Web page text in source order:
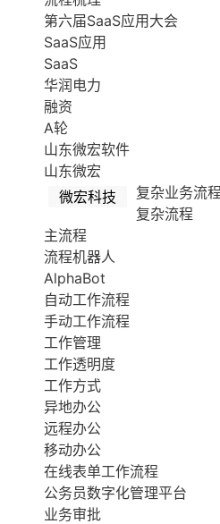
第六届SaaS应用大会
SaaS应用
SaaS
华润电力
融资
A轮
山东微宏软件
山东微宏
微宏科技
复杂业务流
复杂流程
主流程
流程机器人
AlphaBot
自动工作流程
手动工作流程
工作管理
工作透明度
工作方式
异地办公
远程办公
移动办公
在线表单工作流程
公务员数字化管理平台
业务审批